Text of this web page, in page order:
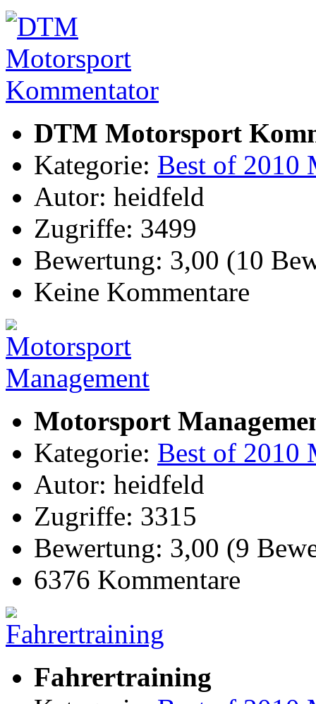
DTM Motorsport
Kategorie: Best of 2010
Autor: heidfeld
Zugriffe: 3499
Bewertung: 3,00 (10
Keine Kommentare
Motorsport
Kategorie: Best of 2010
Autor: heidfeld
Zugriffe: 3315
Bewertung: 3,00 (9
6376 Kommentare
Fahrertraining